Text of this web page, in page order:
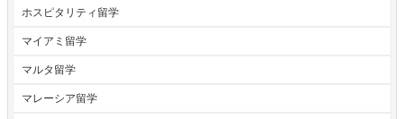
ホスピタリティ留学
マイアミ留学
マルタ留学
マレーシア留学